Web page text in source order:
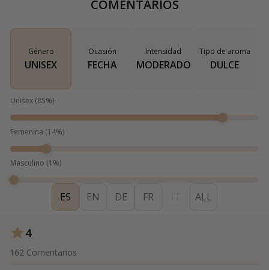
COMENTARIOS
Género
UNISEX
Ocasión
FECHA
Intensidad
MODERADO
Tipo de aroma
DULCE
Unisex (85%)
Femenina (14%)
Masculino (1 %)
ES EN DE FR ALL
4
162 Comentarios